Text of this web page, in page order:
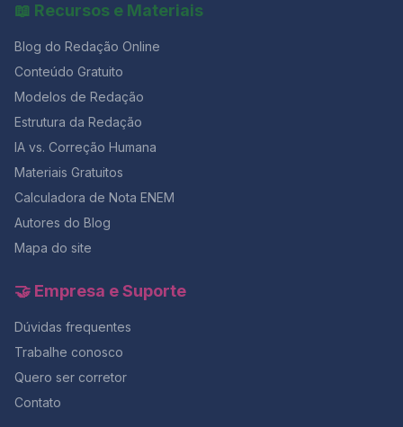
📖 Recursos e Materiais
Blog do Redação Online
Conteúdo Gratuito
Modelos de Redação
Estrutura da Redação
IA vs. Correção Humana
Materiais Gratuitos
Calculadora de Nota ENEM
Autores do Blog
Mapa do site
🤝 Empresa e Suporte
Dúvidas frequentes
Trabalhe conosco
Quero ser corretor
Contato